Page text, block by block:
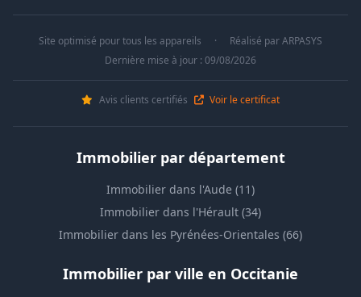
Site optimisé pour tous les appareils · Réalisé parARPASYS
Dernière mise à jour : 09/08/2026
Avis clients certifiés Voir le certificat
Immobilier par département
Immobilier dans l'Aude (11)
Immobilier dans l'Hérault (34)
Immobilier dans les Pyrénées-Orientales (66)
Immobilier par ville en Occitanie